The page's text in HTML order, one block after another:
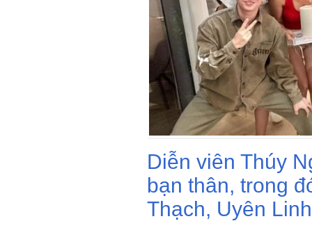
Diễn viên Thúy
bạn thân, trong
Thạch, Uyên